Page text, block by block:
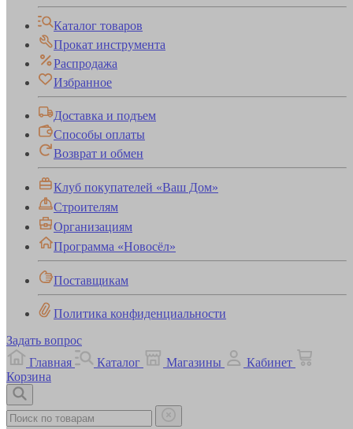
Каталог товаров
Прокат инструмента
Распродажа
Избранное
Доставка и подъем
Способы оплаты
Возврат и обмен
Клуб покупателей «Ваш Дом»
Строителям
Организациям
Программа «Новосёл»
Поставщикам
Политика конфиденциальности
Задать вопрос
Главная
Каталог Магазины
Кабинет
Корзина